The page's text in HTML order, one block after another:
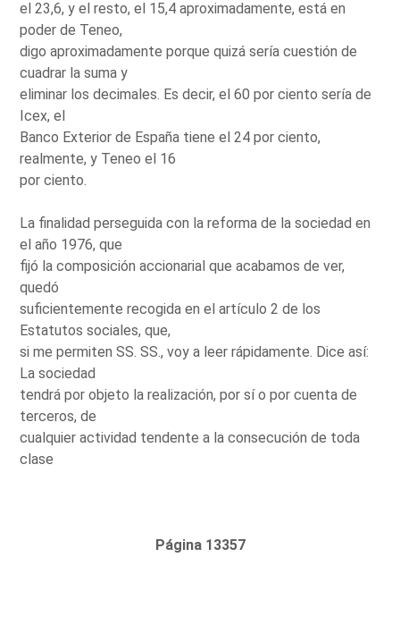
el 23,6, y el resto, el 15,4 aproximadamente, está en
poder de Teneo,
digo aproximadamente porque quizá sería cuestión de
cuadrar la suma y
eliminar los decimales. Es decir, el 60 por ciento sería de
Icex, el
Banco Exterior de España tiene el 24 por ciento,
realmente, y Teneo el 16
por ciento.
La finalidad perseguida con la reforma de la sociedad en
el año 1976, que
fijó la composición accionarial que acabamos de ver,
quedó
suficientemente recogida en el artículo 2 de los
Estatutos sociales, que,
si me permiten SS. SS., voy a leer rápidamente. Dice así:
La sociedad
tendrá por objeto la realización, por sí o por cuenta de
terceros, de
cualquier actividad tendente a la consecución de toda
clase
Página 13357